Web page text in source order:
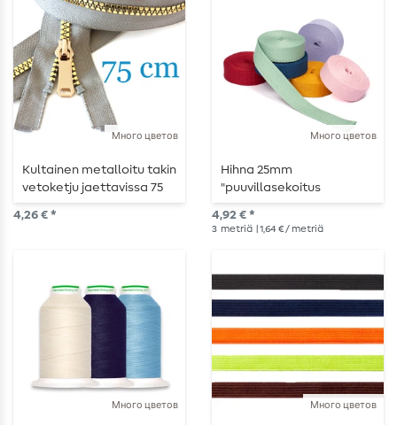
Много цветов
Kultainen metalloitu takin
vetoketju jaettavissa 75
cm
4,26 € *
Много цветов
Hihna 25mm
"puuvillasekoitus
pehmeä" - 3m pitkä.
4,92 € *
3 metriä | 1,64 € / metriä
Много цветов Много цветов